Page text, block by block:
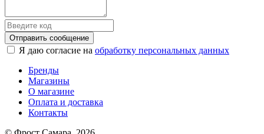
Отправить сообщение
Я даю согласие на обработку персональных данных
Бренды
Магазины
О магазине
Оплата и доставка
Контакты